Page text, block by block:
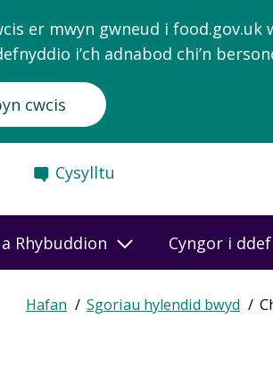
er mwyn gwneud i
i’ch adnabod chi’n
cwcis
Cysylltu
Rhybuddion Cyngor i
Breadcrumb
Expand
breadcrumb
Hafan Sgoriau hylendid bwyd